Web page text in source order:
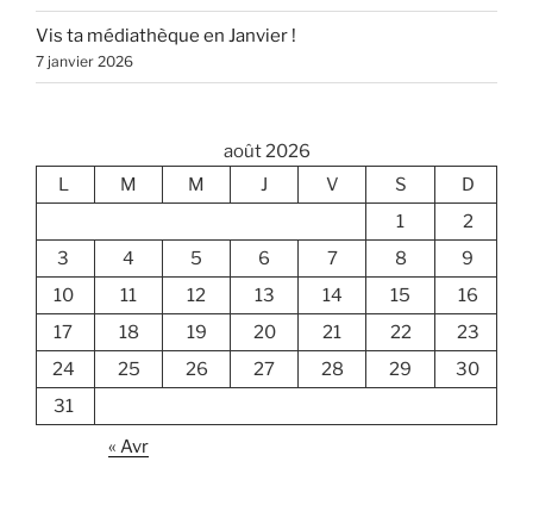
Vis ta médiathèque en Janvier !
7 janvier 2026
août 2026
L
M M J V S
D
1
2
3
4 5 6 7 8
9
10
11 12 13 14 15
16
17
18 19 20 21 22
23
24
25 26 27 28 29
30
31
« Avr